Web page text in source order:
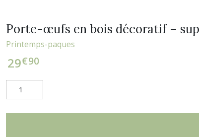
Porte-œufs en bois décoratif –
Printemps-paques
29€90